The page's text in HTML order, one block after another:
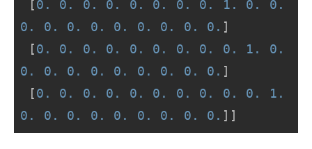
[0. 0. 0. 0. 0. 0. 0. 0. 1. 0.
0.
0.
0. 0. 0. 0. 0. 0. 0. 0. ]
[0. 0. 0. 0. 0. 0. 0. 0. 0. 1.
0.
0.
0. 0. 0. 0. 0. 0. 0. 0. ]
[0. 0. 0. 0. 0. 0. 0. 0. 0. 0.
1.
0.
0. 0. 0. 0. 0. 0. 0. 0. ]]